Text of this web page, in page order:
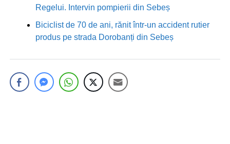
Regelui. Intervin pompierii din Sebeș
Biciclist de 70 de ani, rănit într-un accident rutier
produs pe strada Dorobanți din Sebeș